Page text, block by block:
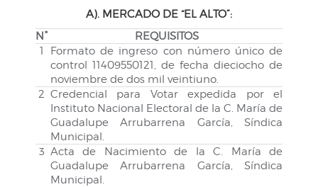
A). MERCADO DE “EL ALTO”:
N°
REQUISITOS
1
Formato de ingreso con número único de
control 11409550121, de fecha dieciocho de
noviembre de dos mil veintiuno.
2 Credencial para Votar expedida por el
Instituto Nacional Electoral de la C. María de
Guadalupe Arrubarrena García, Síndica
Municipal.
3 Acta de Nacimiento de la C. María de
Guadalupe Arrubarrena García, Síndica
Municipal.